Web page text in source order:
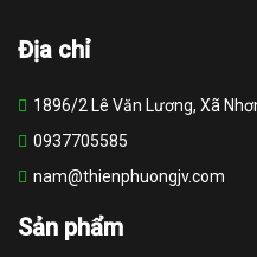
Địa chỉ
1896/2 Lê Văn Lương, Xã
0937705585
nam@thienphuongjv.com
Sản phẩm